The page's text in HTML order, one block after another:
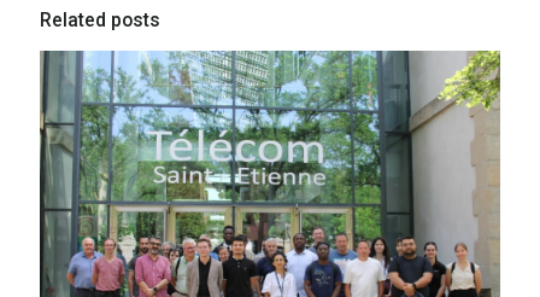
Related posts